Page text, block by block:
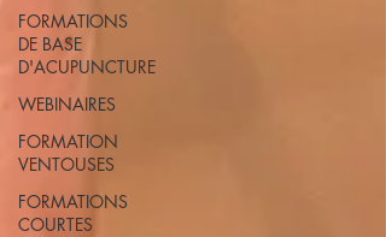
FORMATIONS
DE BASE
D'ACUPUNCTURE
WEBINAIRES
FORMATION
VENTOUSES
FORMATIONS
COURTES